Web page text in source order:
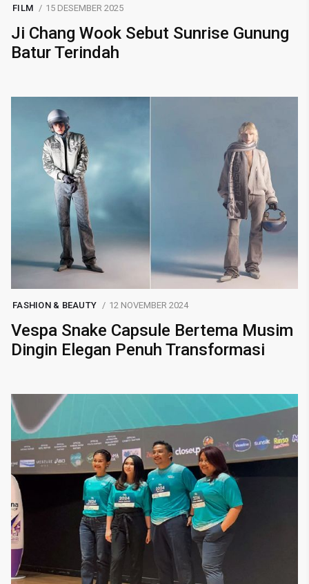
FILM 15 DESEMBER 2025
Ji Chang Wook Sebut Sunrise Gunung
Batur Terindah
FASHION & BEAUTY 12 NOVEMBER 2024
Vespa Snake Capsule Bertema Musim
Dingin Elegan Penuh Transformasi